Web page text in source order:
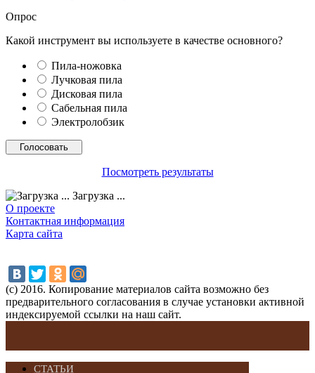
Опрос
Какой инструмент вы используете в качестве основного?
Пила-ножовка
Лучковая пила
Дисковая пила
Сабельная пила
Электролобзик
Посмотреть результаты
Загрузка ...
О проекте
Контактная информация
Карта сайта
(с) 2016. Копирование материалов сайта возможно без
предварительного согласования в случае установки активной
индексируемой ссылки на наш сайт.
СТАТЬИ